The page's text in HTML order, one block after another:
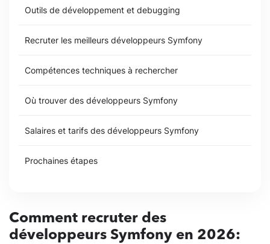
Comment recruter des
développeurs Symfony en 2026:
Outils de développement et debugging
Recruter les meilleurs développeurs Symfony
Compétences techniques à rechercher
Où trouver des développeurs Symfony
Salaires et tarifs des développeurs Symfony
Prochaines étapes